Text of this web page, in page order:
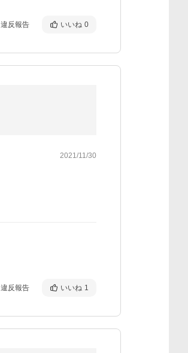
違反報告 いいね 0
2021/11/30
違反報告 いいね 1